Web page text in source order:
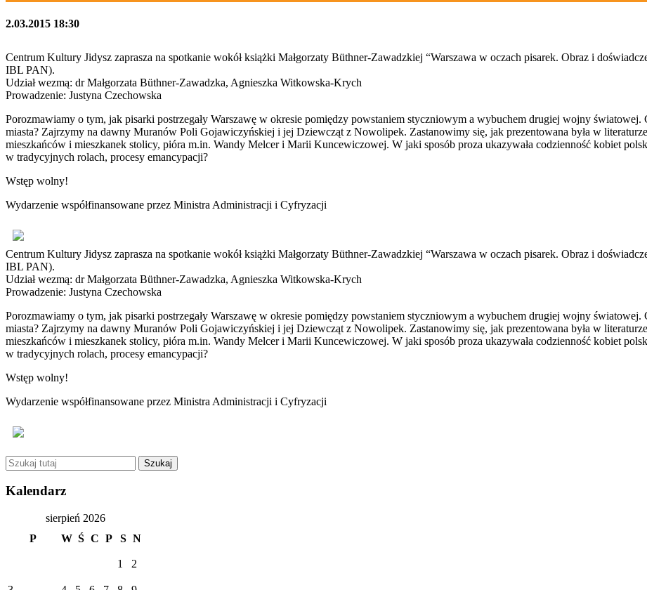
2.03.2015 18:30
Centrum Kultury Jidysz zaprasza na spotkanie wokół książki Małgorzaty Büthner-Zawadzkiej “Warszawa w oczach pisarek. Obraz i
IBL PAN).
Udział wezmą: dr Małgorzata Büthner-Zawadzka, Agnieszka Witkowska-Krych
Prowadzenie: Justyna Czechowska
Porozmawiamy o tym, jak pisarki postrzegały Warszawę w okresie pomiędzy powstaniem styczniowym a wybuchem drugiej wojny światowej.
miasta? Zajrzymy na dawny Muranów Poli Gojawiczyńskiej i jej Dziewcząt z Nowolipek. Zastanowimy się, jak prezentowana była w
mieszkańców i mieszkanek stolicy, pióra m.in. Wandy Melcer i Marii Kuncewiczowej. W jaki sposób proza ukazywała codzienność kobiet
w tradycyjnych rolach, procesy emancypacji?
Wstęp wolny!
Wydarzenie współfinansowane przez Ministra Administracji i Cyfryzacji
Centrum Kultury Jidysz zaprasza na spotkanie wokół książki Małgorzaty Büthner-Zawadzkiej “Warszawa w oczach pisarek. Obraz i
IBL PAN).
Udział wezmą: dr Małgorzata Büthner-Zawadzka, Agnieszka Witkowska-Krych
Prowadzenie: Justyna Czechowska
Porozmawiamy o tym, jak pisarki postrzegały Warszawę w okresie pomiędzy powstaniem styczniowym a wybuchem drugiej wojny światowej.
miasta? Zajrzymy na dawny Muranów Poli Gojawiczyńskiej i jej Dziewcząt z Nowolipek. Zastanowimy się, jak prezentowana była w
mieszkańców i mieszkanek stolicy, pióra m.in. Wandy Melcer i Marii Kuncewiczowej. W jaki sposób proza ukazywała codzienność kobiet
w tradycyjnych rolach, procesy emancypacji?
Wstęp wolny!
Wydarzenie współfinansowane przez Ministra Administracji i Cyfryzacji
Kalendarz
sierpień 2026
P
W Ś C P S N
1 2